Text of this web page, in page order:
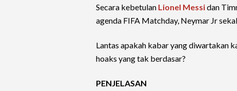
Secara kebetulan Lionel Messidan
agenda FIFA Matchday, Neymar Jr
Lantas apakah kabar yang diwartakan
hoaks yang tak berdasar?
PENJELASAN